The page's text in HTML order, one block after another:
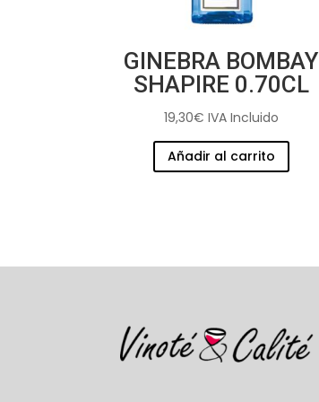
GINEBRA BOMBAY
SHAPIRE 0.70CL
19,30€ IVA Incluido
Añadir al carrito